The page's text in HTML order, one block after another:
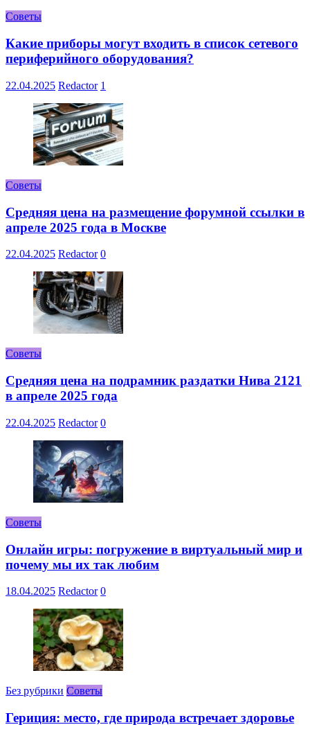
Советы
Какие приборы могут входить в список сетевого
периферийного оборудования?
22.04.2025 Redactor 1
Советы
Средняя цена на размещение форумной ссылки в
апреле 2025 года в Москве
22.04.2025 Redactor 0
Советы
Средняя цена на подрамник раздатки Нива 2121
в апреле 2025 года
22.04.2025 Redactor 0
Советы
Онлайн игры: погружение в виртуальный мир и
почему мы их так любим
18.04.2025 Redactor 0
Без рубрики Советы
Гериция: место, где природа встречает здоровье